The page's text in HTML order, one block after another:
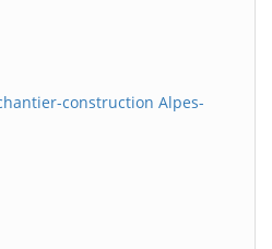
construction Alpes-